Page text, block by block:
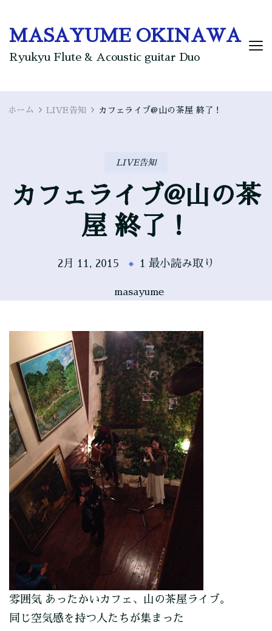
MASAYUME OKINAWA
Ryukyu Flute & Acoustic guitar Duo
ホーム LIVE告知 カフェライブ@山の茶屋 終了！
LIVE告知
カフェライブ@山の茶
屋 終了！
2月 11, 2015 1 最小読み取り
masayume
雰囲気 あったかいカフェ、山の茶屋ライブ。
同じ空気感を持つ人たちが集まった